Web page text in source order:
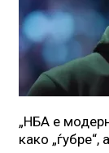
„НБА е
како